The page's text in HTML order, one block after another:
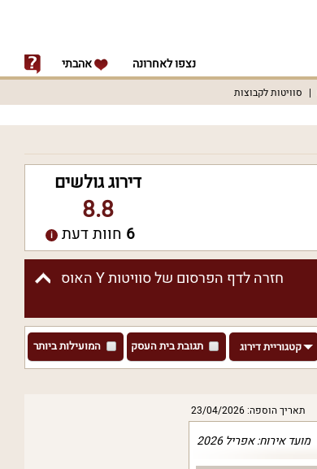
נצפו לאחרונה אהבתי
סוויטות לקבוצות
דירוג גולשים
8.8
6 חוות דעת
חזרה לדף הפרסום של סוויטות Y האוס
קטגוריית דירוג תגובת בית העסק המועילות ביותר
תאריך הוספה: 23/04/2026
מועד אירוח: אפריל 2026